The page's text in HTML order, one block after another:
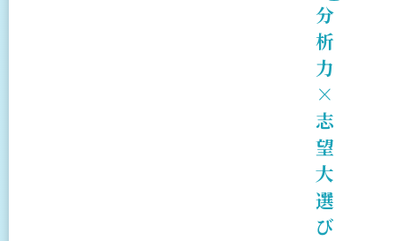
分
析
力
×
志
望
大
選
び